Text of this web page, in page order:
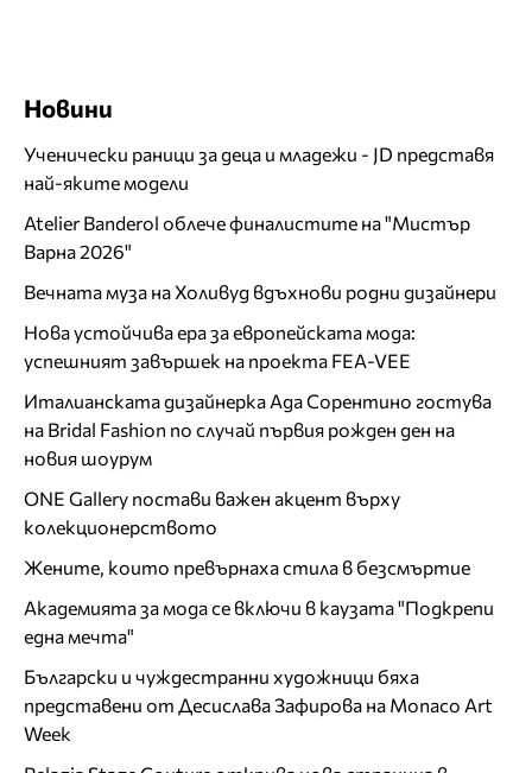
Новини
Ученически раници за деца и младежи - JD представя
най-яките модели
Atelier Banderol облече финалистите на "Мистър
Варна 2026"
Вечната муза на Холивуд вдъхнови родни дизайнери
Нова устойчива ера за европейската мода:
успешният завършек на проекта FEA-VEE
Италианската дизайнерка Ада Сорентино гостува
на Bridal Fashion по случай първия рожден ден на
новия шоурум
ONE Gallery постави важен акцент върху
колекционерството
Жените, които превърнаха стила в безсмъртие
Академията за мода се включи в каузата "Подкрепи
една мечта"
Български и чуждестранни художници бяха
представени от Десислава Зафирова на Monaco Art
Week